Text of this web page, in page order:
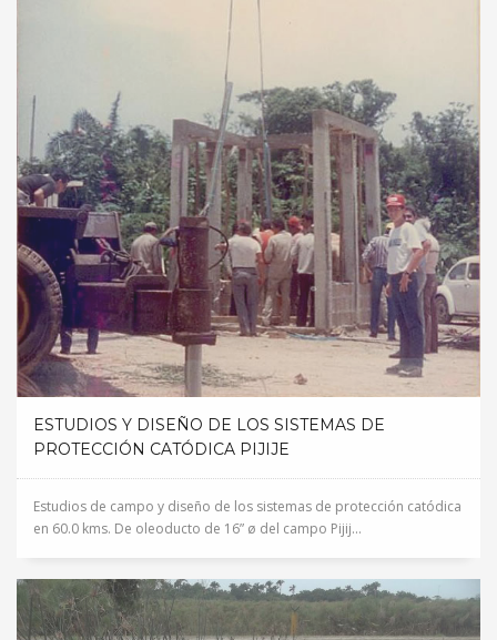
ESTUDIOS Y DISEÑO DE LOS SISTEMAS DE
PROTECCIÓN CATÓDICA PIJIJE
Estudios de campo y diseño de los sistemas de protección catódica
en 60.0 kms. De oleoducto de 16” ø del campo Pijij...